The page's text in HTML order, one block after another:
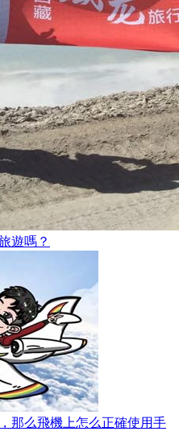
遊嗎？
那么飛機上怎么正確使用手